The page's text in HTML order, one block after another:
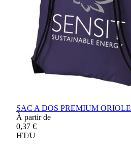
SAC A DOS PREMIUM ORIOLE
À partir de
0,37 €
HT/U